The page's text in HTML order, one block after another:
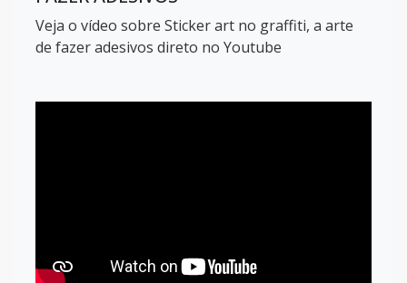
Veja o vídeo sobre Sticker art no graffiti, a arte
de fazer adesivos direto no Youtube